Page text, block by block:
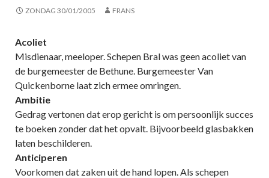
ZONDAG 30/01/2005 FRANS
Acoliet
Misdienaar, meeloper. Schepen Bral was geen acoliet van
de burgemeester de Bethune. Burgemeester Van
Quickenborne laat zich ermee omringen.
Ambitie
Gedrag vertonen dat erop gericht is om persoonlijk succes
te boeken zonder dat het opvalt. Bijvoorbeeld glasbakken
laten beschilderen.
Anticiperen
Voorkomen dat zaken uit de hand lopen. Als schepen